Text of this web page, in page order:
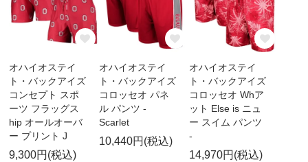
オハイオステイ
ト・バックアイズ
コンセプト スポ
ーツ フラッグス
hip オールオーバ
ー プリント J
9,300円(税込)
オハイオステイ
ト・バックアイズ
コロッセオ パネ
ル パンツ -
Scarlet
10,440円(税込)
オハイオステイ
ト・バックアイズ
コロッセオ Whア
ット Else is ニュ
ー スイム パンツ
-
14,970円(税込)